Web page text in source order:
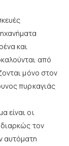
και
από
μόνο στον
πυρκαγιάς
είναι οι
διαρκώς τον
αυτόματη